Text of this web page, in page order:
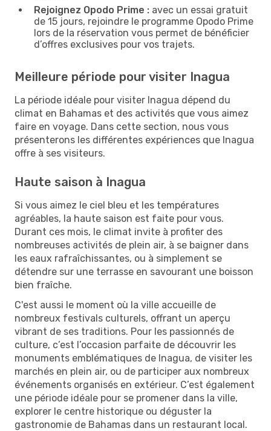
Rejoignez Opodo Prime : avec un essai gratuit
de 15 jours, rejoindre le programme Opodo Prime
lors de la réservation vous permet de bénéficier
d’offres exclusives pour vos trajets.
Meilleure période pour visiter Inagua
La période idéale pour visiter Inagua dépend du
climat en Bahamas et des activités que vous aimez
faire en voyage. Dans cette section, nous vous
présenterons les différentes expériences que Inagua
offre à ses visiteurs.
Haute saison à Inagua
Si vous aimez le ciel bleu et les températures
agréables, la haute saison est faite pour vous.
Durant ces mois, le climat invite à profiter des
nombreuses activités de plein air, à se baigner dans
les eaux rafraîchissantes, ou à simplement se
détendre sur une terrasse en savourant une boisson
bien fraîche.
C'est aussi le moment où la ville accueille de
nombreux festivals culturels, offrant un aperçu
vibrant de ses traditions. Pour les passionnés de
culture, c’est l’occasion parfaite de découvrir les
monuments emblématiques de Inagua, de visiter les
marchés en plein air, ou de participer aux nombreux
événements organisés en extérieur. C’est également
une période idéale pour se promener dans la ville,
explorer le centre historique ou déguster la
gastronomie de Bahamas dans un restaurant local.